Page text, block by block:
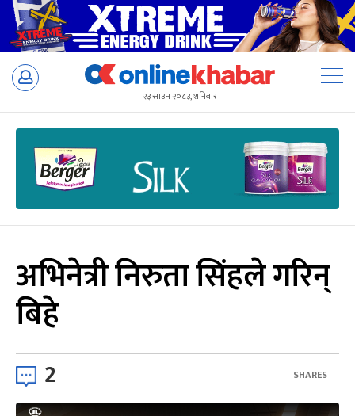
Skip
२३ साउन २०८३, शनिबार
अभिनेत्री निरुता सिंहले गरिन्
बिहे
2 SHARES